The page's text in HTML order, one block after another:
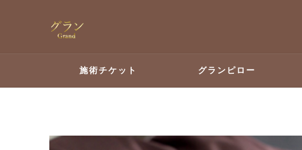
施術チケット グランピロー